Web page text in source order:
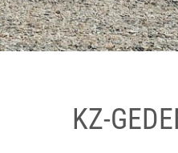
KZ-